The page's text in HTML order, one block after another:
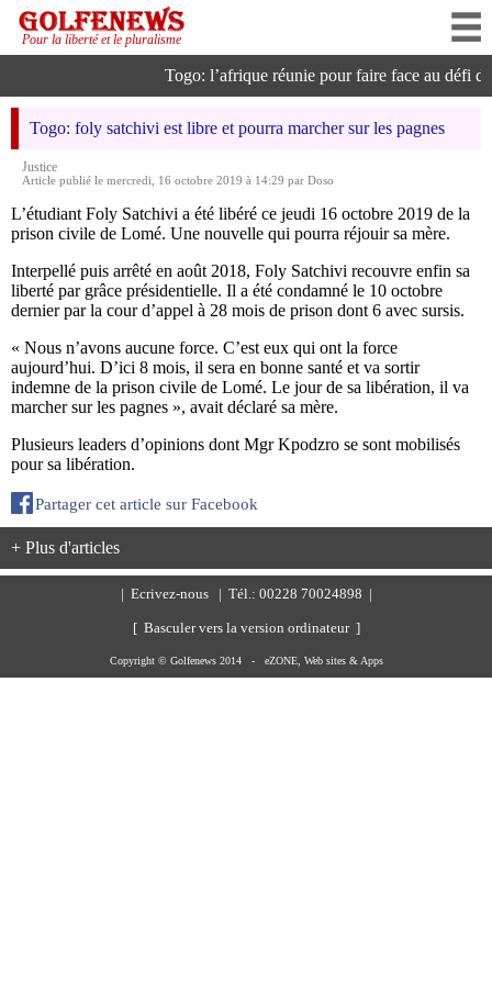
Pour la liberté et le pluralisme
Togo: l’afrique réunie pour faire face au défi
Togo: foly satchivi est libre et pourra marcher sur les pagnes
Justice
Article publié le mercredi, 16 octobre 2019 à 14:29 par Doso
L’étudiant Foly Satchivi a été libéré ce jeudi 16 octobre 2019 de la
prison civile de Lomé. Une nouvelle qui pourra réjouir sa mère.
Interpellé puis arrêté en août 2018, Foly Satchivi recouvre enfin sa
liberté par grâce présidentielle. Il a été condamné le 10 octobre
dernier par la cour d’appel à 28 mois de prison dont 6 avec sursis.
« Nous n’avons aucune force. C’est eux qui ont la force
aujourd’hui. D’ici 8 mois, il sera en bonne santé et va sortir
indemne de la prison civile de Lomé. Le jour de sa libération, il va
marcher sur les pagnes », avait déclaré sa mère.
Plusieurs leaders d’opinions dont Mgr Kpodzro se sont mobilisés
pour sa libération.
Partager cet article sur Facebook
+ Plus d'articles
Ecrivez-nous | Tél.: 00228 70024898 |
[ Basculer vers la version ordinateur ]
Copyright © Golfenews 2014 - eZONE, Web sites & Apps